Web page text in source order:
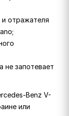
и отражателя
не запотевает
Benz V-
или